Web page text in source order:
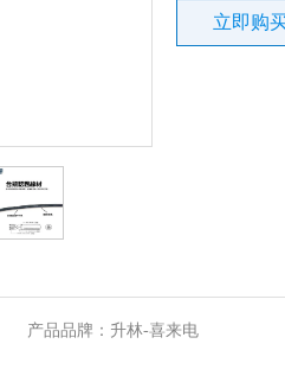
立即购
产品品牌： 升林-喜来电